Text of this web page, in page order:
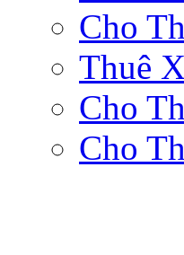
Cho
Thuê
Cho
Cho